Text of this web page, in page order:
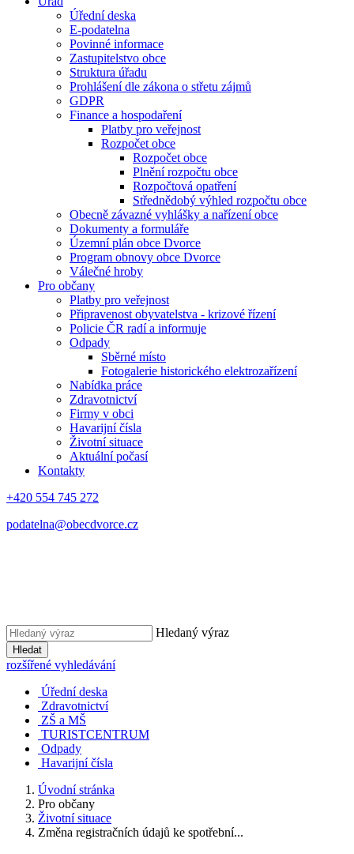
Úřední deska
E-podatelna
Povinné informace
Zastupitelstvo obce
Struktura úřadu
Prohlášení dle zákona o střetu zájmů
GDPR
Finance a hospodaření
Platby pro veřejnost
Rozpočet obce
Rozpočet obce
Plnění rozpočtu obce
Rozpočtová opatření
Střednědobý výhled rozpočtu obce
Obecně závazné vyhlášky a nařízení obce
Dokumenty a formuláře
Územní plán obce Dvorce
Program obnovy obce Dvorce
Válečné hroby
Pro občany
Platby pro veřejnost
Připravenost obyvatelstva - krizové řízení
Policie ČR radí a informuje
Odpady
Sběrné místo
Fotogalerie historického elektrozařízení
Nabídka práce
Zdravotnictví
Firmy v obci
Havarijní čísla
Životní situace
Aktuální počasí
Kontakty
+420 554 745 272
podatelna@obecdvorce.cz
Hledaný výraz
Hledat
rozšířené vyhledávání
Úřední deska
Zdravotnictví
ZŠ a MŠ
TURISTCENTRUM
Odpady
Havarijní čísla
Úvodní stránka
Pro občany
Životní situace
Změna registračních údajů ke spotřební...